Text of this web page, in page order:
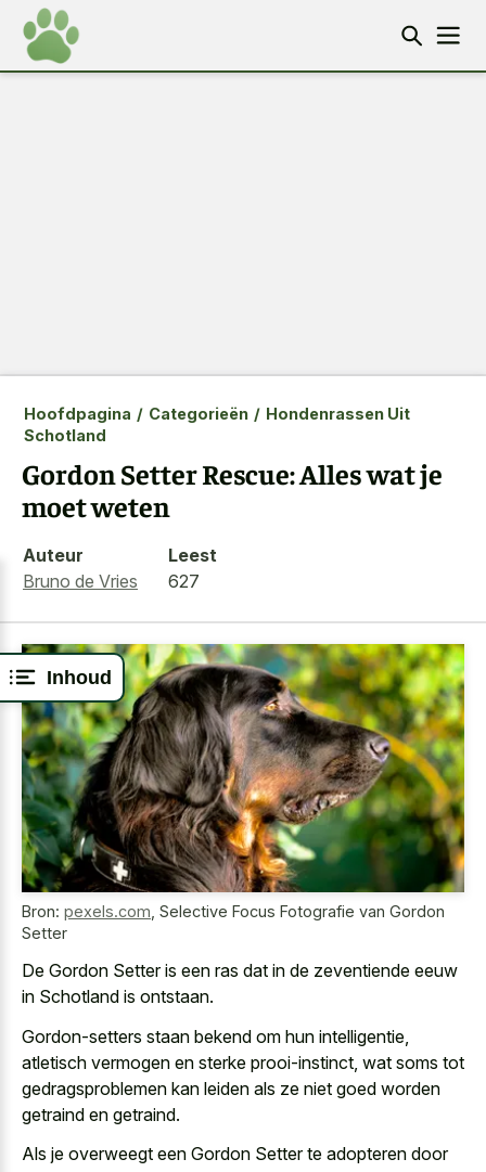
Inhoud
Hoofdpagina / Categorieën / Hondenrassen Uit
Schotland
Gordon Setter Rescue: Alles wat je
moet weten
Auteur
Bruno de Vries
Leest
627
Bron: pexels.com Selective Focus Fotografie van Gordon
Setter
De Gordon Setter is een ras dat in de zeventiende eeuw
in Schotland is ontstaan.
Gordon-setters staan bekend om hun intelligentie,
atletisch vermogen en sterke prooi-instinct, wat soms tot
gedragsproblemen kan leiden als ze niet goed worden
getraind en getraind.
Als je overweegt een Gordon Setter te adopteren door